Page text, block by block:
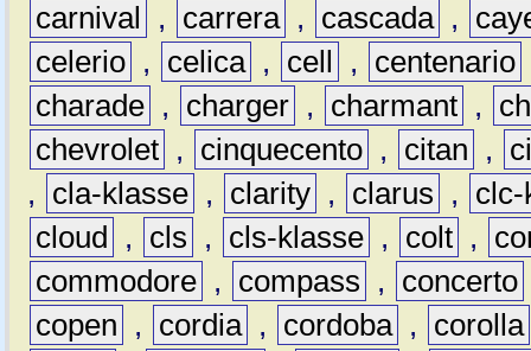
carnival
, carrera , cascada ,
celerio , celica , cell , centenario
charade , charger , charmant ,
chevrolet , cinquecento , citan ,
,
cla-klasse , clarity , clarus ,
clc-
cloud
, cls , cls-klasse , colt ,
commodore , compass , concerto
copen
, cordia , cordoba ,
corolla